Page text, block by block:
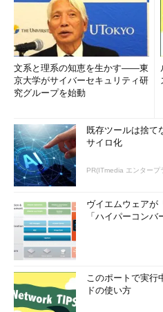
文系と理系の知恵を生かす――東
京大学がサイバーセキュリティ研
究グループを始動
既存ツールは捨
サイロ化
PR(ITmedia エンタープ
ヴイエムウェアが
「ハイパーコン
このポートで実行
ドの使い方